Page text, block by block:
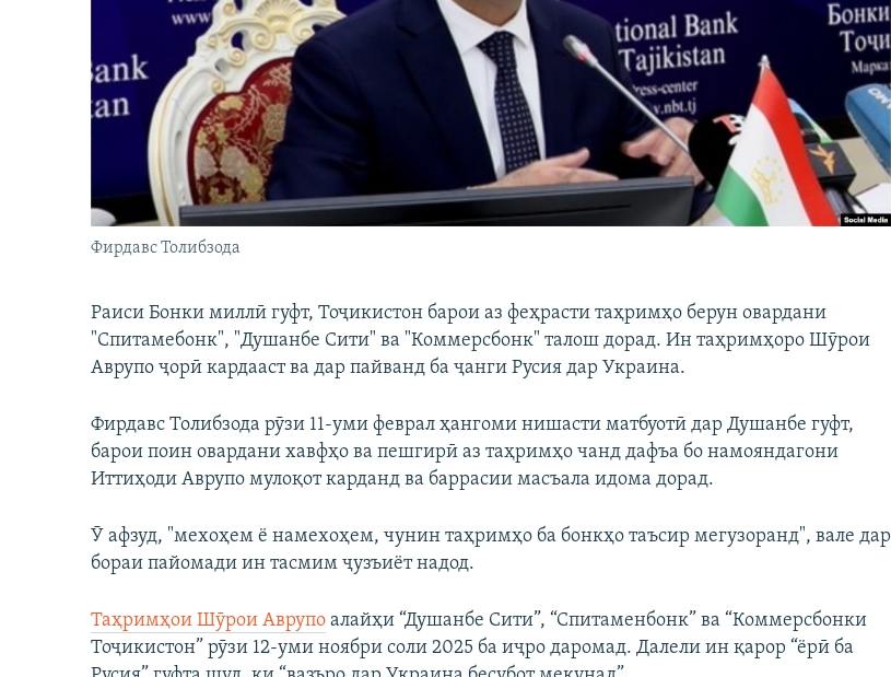
Фирдавс Толибзода
Раиси Бонки миллӣ гуфт, Тоҷикистон барои аз феҳрасти таҳримҳо берун овардани
"Спитамебонк", "Душанбе Сити" ва "Коммерсбонк" талош дорад. Ин таҳримҳоро Шӯрои
Аврупо ҷорӣ кардааст ва дар пайванд ба ҷанги Русия дар Украина.
Фирдавс Толибзода рӯзи 11-уми феврал ҳангоми нишасти матбуотӣ дар Душанбе гуфт,
барои поин овардани хавфҳо ва пешгирӣ аз таҳримҳо чанд дафъа бо намояндагони
Иттиҳоди Аврупо мулоқот карданд ва баррасии масъала идома дорад.
Ӯ афзуд, "мехоҳем ё намехоҳем, чунин таҳримҳо ба бонкҳо таъсир мегузоранд", вале дар
бораи пайомади ин тасмим ҷузъиёт надод.
Таҳримҳои Шӯрои Аврупо алайҳи “Душанбе Сити”, “Спитаменбонк” ва “Коммерсбонки
Тоҷикистон” рӯзи 12-уми ноябри соли 2025 ба иҷро даромад. Далели ин қарор “ёрӣ ба